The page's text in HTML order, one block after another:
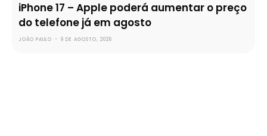
iPhone 17 – Apple poderá aumentar o preço
do telefone já em agosto
JOÃO PAULO - 9 DE AGOSTO, 2026